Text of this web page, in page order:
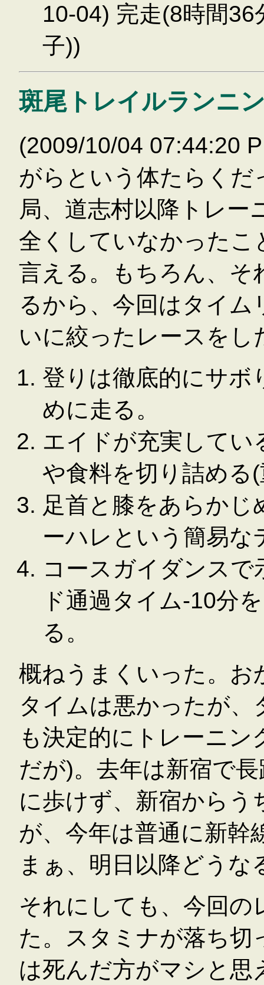
10-04) 完走(8時間
子))
斑尾トレイルランニ
(2009/10/04 07:44:20
がらという体たらくだ
局、道志村以降トレ
全くしていなかった
言える。もちろん、そ
るから、今回はタイ
いに絞ったレースをし
登りは徹底的にサボ
めに走る。
エイドが充実してい
や食料を切り詰める
足首と膝をあらか
ーハレという簡易な
コースガイダンス
ド通過タイム-10分
る。
概ねうまくいった。お
タイムは悪かったが
も決定的にトレーニ
だが)。去年は新宿で
に歩けず、新宿から
が、今年は普通に新幹
まぁ、明日以降どう
それにしても、今回の
た。スタミナが落ち
は死んだ方がマシと